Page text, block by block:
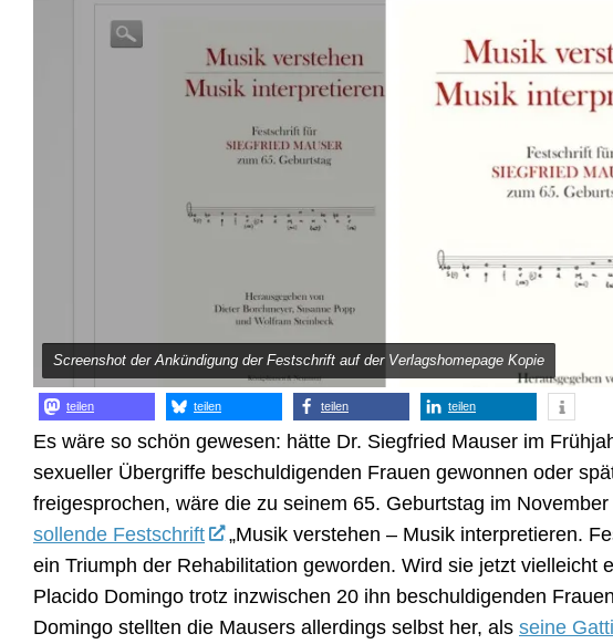
Screenshot der Ankündigung der Festschrift auf der Verlagshomepage Kopie
teilen teilen teilen teilen
Es wäre so schön gewesen: hätte Dr. Siegfried Mauser im
sexueller Übergriffe beschuldigenden Frauen gewonnen oder
freigesprochen, wäre die zu seinem 65. Geburtstag im
sollende Festschrift
„Musik verstehen – Musik interpretieren.
ein Triumph der Rehabilitation geworden. Wird sie jetzt vielleicht
Placido Domingo trotz inzwischen 20 ihn beschuldigenden
Domingo stellten die Mausers allerdings selbst her, als seine